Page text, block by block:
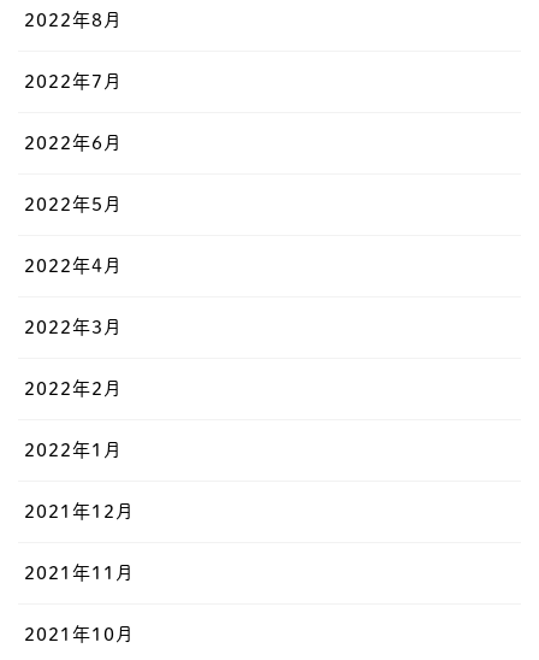
2022年8月
2022年7月
2022年6月
2022年5月
2022年4月
2022年3月
2022年2月
2022年1月
2021年12月
2021年11月
2021年10月